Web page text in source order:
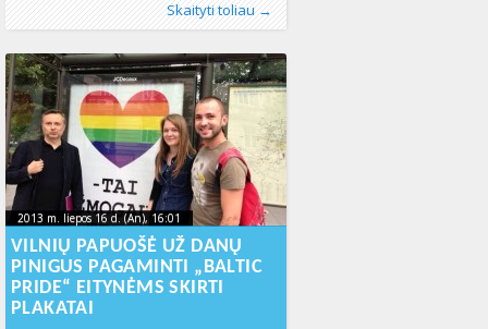
Skaityti toliau →
Naujienos326
Gėjų Lyga469
2013 m. liepos 16 d. (An), 16:01
2013-07-16T17:29:17+00:00
2013 m. liepos 16 d. (An), 16:01
2013-07-
16T17:29:17+00:00
VILNIŲ PAPUOŠĖ UŽ DANŲ
PINIGUS PAGAMINTI „BALTIC
PRIDE“ EITYNĖMS SKIRTI
PLAKATAI